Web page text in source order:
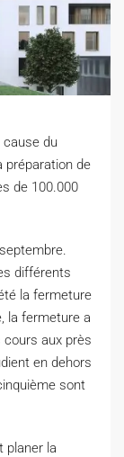
cause du
préparation de
de 100.000
différents
la fermeture
la fermeture a
aux près
en dehors
sont
planer la